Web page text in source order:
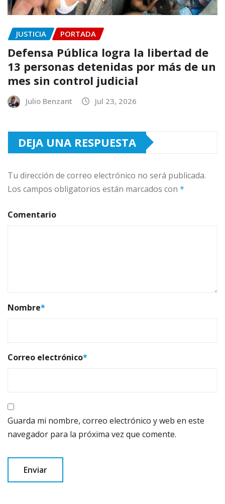
JUSTICIA PORTADA
Defensa Pública logra la libertad de
13 personas detenidas por más de un
mes sin control judicial
Julio Benzant Jul 23, 2026
DEJA UNA RESPUESTA
Tu dirección de correo electrónico no será publicada.
Los campos obligatorios están marcados con *
Comentario
Nombre*
Correo electrónico*
Guarda mi nombre, correo electrónico y web en este
navegador para la próxima vez que comente.